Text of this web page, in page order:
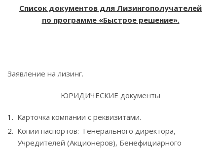
Список документов для Лизингополучателей
по программе «Быстрое решение».
Заявление на лизинг.
ЮРИДИЧЕСКИЕ документы
Карточка компании с реквизитами.
Копии паспортов: Генерального директора,
Учредителей (Акционеров), Бенефициарного